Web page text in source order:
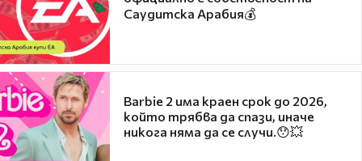
Саудитска Арабия💰
Barbie 2 има краен срок до 2026,
който трябва да спази, иначе
никога няма да се случи.😯💥